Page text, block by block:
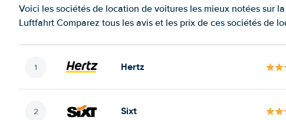
Voici les sociétés de location de voitures les mieux notées sur
Luftfahrt Comparez tous les avis et les prix de ces sociétés de
Hertz
Sixt